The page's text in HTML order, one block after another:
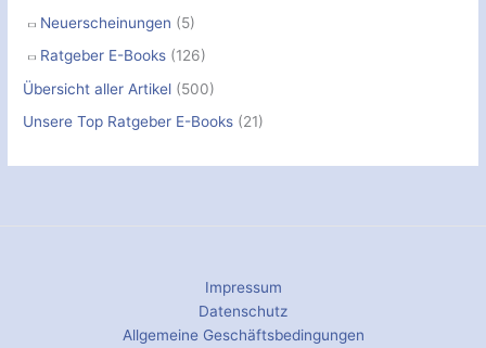
Neuerscheinungen (5)
Ratgeber E-Books (126)
Übersicht aller Artikel (500)
Unsere Top Ratgeber E-Books (21)
Impressum
Datenschutz
Allgemeine Geschäftsbedingungen